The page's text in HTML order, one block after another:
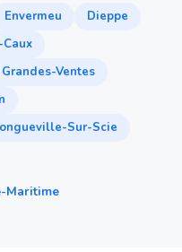
Envermeu
Dieppe
Grandes-Ventes
Sur-Scie
Maritime